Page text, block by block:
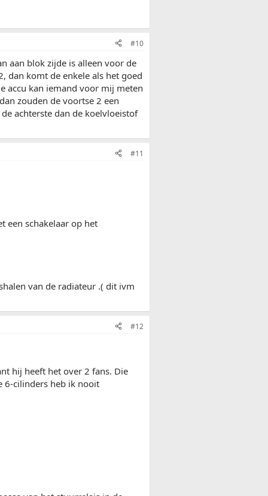
#10
aan blok zijde is alleen voor de
dan komt de enkele als het goed
accu kan iemand voor mij meten
zouden de voortse 2 een
achterste dan de koelvloeistof
#11
een schakelaar op het
van de radiateur .( dit ivm
#12
hij heeft het over 2 fans. Die
6-cilinders heb ik nooit